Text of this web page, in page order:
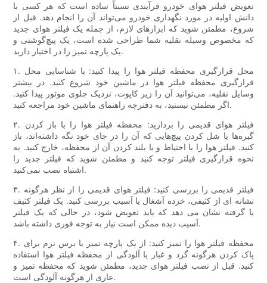
تعویض فیلتر هوای خودرو فرآیندی نسبتاً ساده است که هر کسی با
دانش اولیه در مورد نگهداری خودرو می‌تواند آن را انجام دهد. قبل از
شروع، مطمئن شوید که ابزارهای لازم، از جمله یک فیلتر هوای جدید
که مخصوص وسیله نقلیه شما طراحی شده است، یک پیچ‌گوشتی و
یک پارچه تمیز را در اختیار دارید.
۱. محل قرارگیری محفظه فیلتر هوا را پیدا کنید: با شناسایی محل
قرارگیری محفظه فیلتر هوا در ماشین خود شروع کنید. در بیشتر
وسایل نقلیه، می‌توانید آن را زیر کاپوت، نزدیک جلوی موتور پیدا کنید.
اگر مطمئن نیستید، به دفترچه راهنمای ماشین خود مراجعه کنید.
۲. فیلتر هوای قدیمی را بردارید: محفظه فیلتر هوا را با باز کردن
گیره‌ها یا شل کردن پیچ‌هایی که آن را در جای خود نگه داشته‌اند، باز
کنید. فیلتر هوا را با احتیاط و با بلند کردن آن از محفظه، خارج کنید. به
نحوه قرارگیری فیلتر توجه کنید و مطمئن شوید که فیلتر جدید را
اشتباه نصب نمی‌کنید.
۳. فیلتر قدیمی را بررسی کنید: فیلتر هوای قدیمی را از نظر هرگونه
نشانه ای از کثیفی، خرده آشغال یا آسیب بررسی کنید. یک فیلتر کثیف
یا گرفته نشان می دهد که باید تعویض شود، در حالی که یک فیلتر
آسیب دیده ممکن است نیاز به توجه فوری داشته باشد.
۴. محفظه فیلتر هوا را تمیز کنید: از یک پارچه تمیز یا برس نرم برای
پاک کردن هرگونه گرد و غبار یا آلودگی از محفظه فیلتر هوا استفاده
کنید. قبل از نصب فیلتر هوای جدید، مطمئن شوید که محفظه تمیز و
عاری از هرگونه آلودگی است.